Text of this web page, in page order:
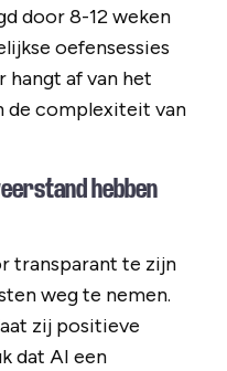
door 8-12 weken
oefensessies
hangt af van het
de complexiteit van
hebben
transparant te zijn
weg te nemen.
zij positieve
dat AI een